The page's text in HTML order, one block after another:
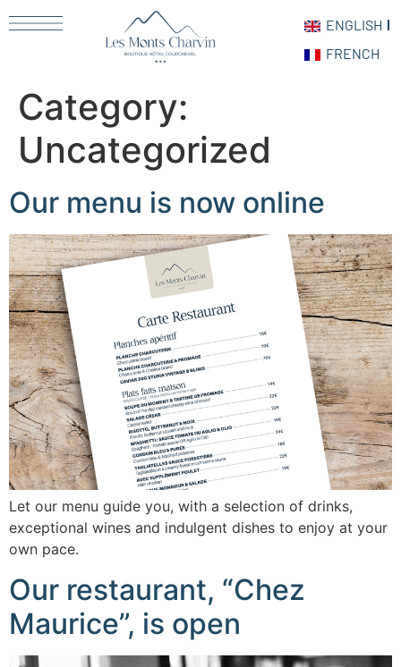
ENGLISH
FRENCH
Category:
Uncategorized
Our menu is now online
Let our menu guide you, with a selection of drinks,
exceptional wines and indulgent dishes to enjoy at your
own pace.
Our restaurant, “Chez
Maurice”, is open